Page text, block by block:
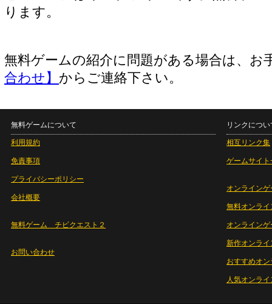
ります。
無料ゲームの紹介に問題がある場合は、お
合わせ】 からご連絡下さい。
無料ゲームについて
利用規約
免責事項
プライバシーポリシー
会社概要
無料ゲーム チビクエスト２
お問い合わせ
リンクについ
相互リンク集
ゲームサイト
オンラインゲ
無料オンライ
オンライン
新作オンライ
おすすめオ
人気オンラ